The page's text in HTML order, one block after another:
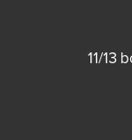
11/13